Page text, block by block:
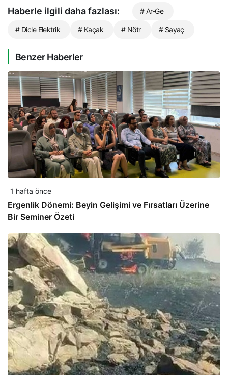
Haberle ilgili daha fazlası: # Ar-Ge
# Dicle Elektrik # Kaçak # Nötr # Sayaç
Benzer Haberler
1 hafta önce
Ergenlik Dönemi: Beyin Gelişimi ve Fırsatları Üzerine
Bir Seminer Özeti